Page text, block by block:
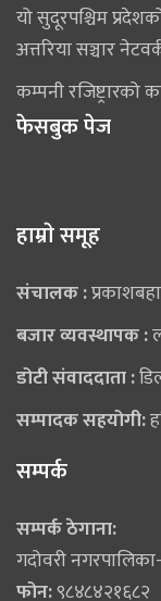
यो सुदूरपश्चिम
अत्तरिया सञ्चार
कम्पनी
फेसबुक पेज
हाम्राे समूह
संचालक :
बजार व्यवस्थापक :
डोटी संवाददाता :
सम्पादक सहयोगी:
सम्पर्क
सम्पर्क ठेगाना:
गदोवरी
फोन:९८४८४२१६८२